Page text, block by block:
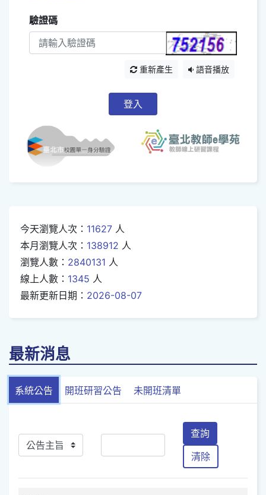
驗證碼
重新產生 語音播放
登入
今天瀏覽人次： 11627 人
本月瀏覽人次： 138912 人
瀏覽人數： 2840131 人
線上人數： 1345 人
最新更新日期： 2026-08-07
最新消息
系統公告 開班研習公告 未開班清單
查詢
清除